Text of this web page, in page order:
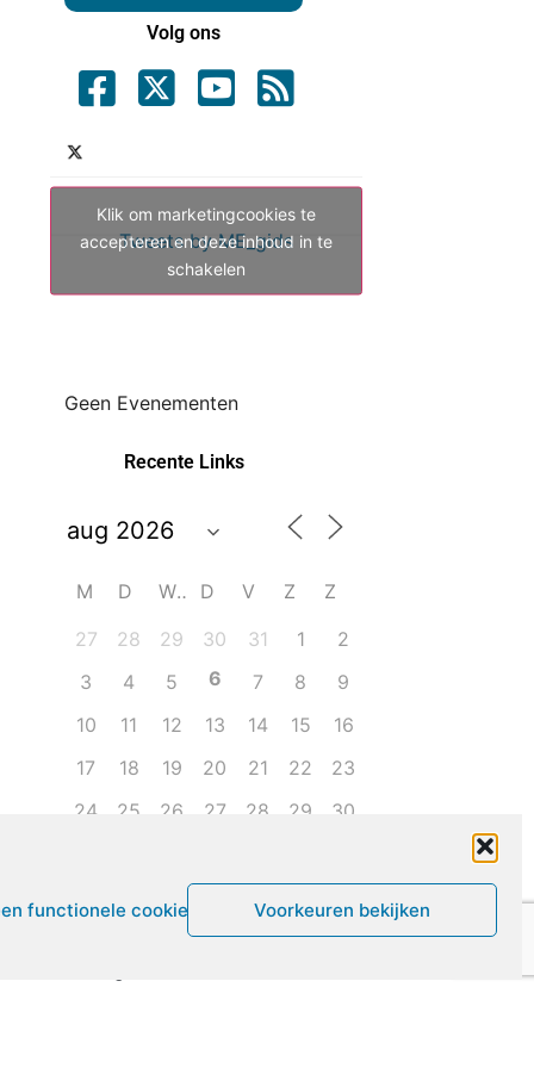
functionele cookies Voorkeuren bekijken
Volg ons
Tweets by ME_gids
Klik om marketingcookies te
accepteren en deze inhoud in te
schakelen
Geen Evenementen
Recente Links
M D W D V Z
Z
27
28 29 30 31 1
2
3
4 5 6 7 8
9
10
11 12 13 14 15
16
17
18 19 20 21 22
23
24
25 26 27 28 29
30
Leven met ME/CVS en POTS